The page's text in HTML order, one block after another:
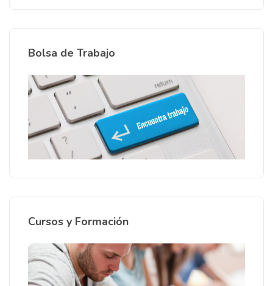
Bolsa de Trabajo
Cursos y Formación